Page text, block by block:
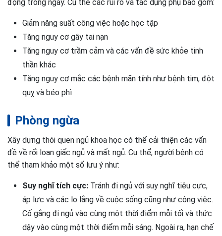
động trong ngày. Cụ thể các rủi ro và tác dụng phụ bao gồm:
Giảm năng suất công việc hoặc học tập
Tăng nguy cơ gây tai nạn
Tăng nguy cơ trầm cảm và các vấn đề sức khỏe tinh
thần khác
Tăng nguy cơ mắc các bệnh mãn tính như bệnh tim, đột
quỵ và béo phì
Phòng ngừa
Xây dựng thói quen ngủ khoa học có thể cải thiện các vấn
đề về rối loạn giấc ngủ và mất ngủ. Cụ thể, người bệnh có
thể tham khảo một số lưu ý như:
Suy nghĩ tích cực: Tránh đi ngủ với suy nghĩ tiêu cực,
áp lực và các lo lắng về cuộc sống cũng như công việc.
Cố gắng đi ngủ vào cùng một thời điểm mỗi tối và thức
dậy vào cùng một thời điểm mỗi sáng. Ngoài ra, hạn chế